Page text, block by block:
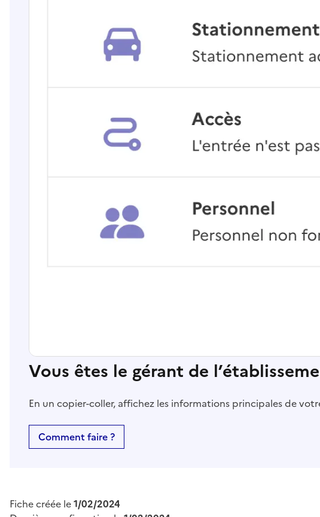
Vous êtes le gérant de
En un copier-coller, affichez les informations principales de
Comment faire ?
Fiche créée le1/02/2024